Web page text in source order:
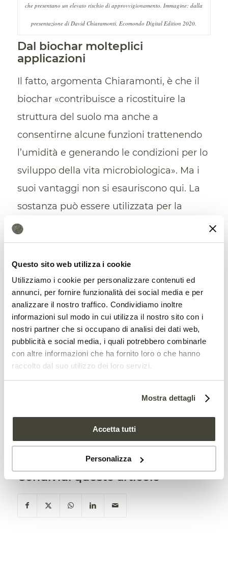
Questo sito web utilizza i cookie
Utilizziamo i cookie per personalizzare contenuti ed
annunci, per fornire funzionalità dei social media e per
analizzare il nostro traffico. Condividiamo inoltre
informazioni sul modo in cui utilizza il nostro sito con i
nostri partner che si occupano di analisi dei dati web,
pubblicità e social media, i quali potrebbero combinarle
con altre informazioni che ha fornito loro o che hanno
raccolto dal suo utilizzo dei loro servizi.
Mostra dettagli
Accetta tutti
Personalizza
che presentano un elevato rischio di approvvigionamento. Immagine: dalla
presentazione di David Chiaramonti, Ecomondo Digital Edition 2020.
Dal biochar molteplici
applicazioni
Il fatto, argomenta Chiaramonti, è che il
biochar «contribuisce a ricostituire la
struttura del suolo ma anche a
consentirne alcune funzioni trattenendo
l’umidità e generando le condizioni per lo
sviluppo della vita microbiologica». Ma i
suoi vantaggi non si esauriscono qui. La
sostanza può essere utilizzata per la
produzione di energia. Inoltre ha un
enorme potenziale in termini dicattura
della CO2
con oltre un miliardo di
tonnellate rimosse all’anno. Infine il riciclo
dellematerie prime critiche: attraverso il
processo di produzione si possono
recuperare infatti quei metalli, minerali e
materiali naturali che, per citare
la
normativa europea, «presentano un
come fosforo, magnesio, titanio e molti
altri ancora.
Condividi questo articolo